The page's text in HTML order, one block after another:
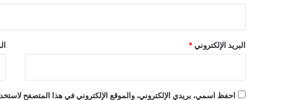
البريد الإلكتروني *
احفظ اسمي، بريدي الإلكتروني، والموقع الإلكتروني في هذا المتصفح